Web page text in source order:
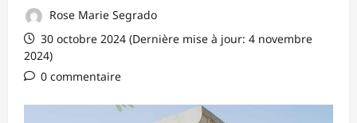
Rose Marie Segrado
30 octobre 2024 (Dernière mise à jour: 4 novembre
2024)
0 commentaire